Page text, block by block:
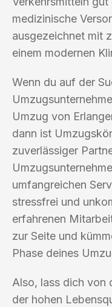
medizinische
ausgezeichnet mit
einem modernen
Wenn du auf der
Umzug von
dann ist
zuverlässiger
umfangreichen
stressfrei und
erfahrenen
zur Seite und
Phase deines
Also, lass dich von
der hohen